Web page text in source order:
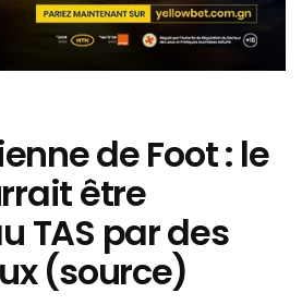
de Foot : le
être
TAS par des
(source)